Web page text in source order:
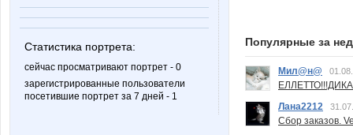
Статистика портрета:
сейчас просматривают портрет - 0
зарегистрированные пользователи
посетившие портрет за 7 дней - 1
Популярные за
Мил@н@
Лана2212
Сбор заказов.